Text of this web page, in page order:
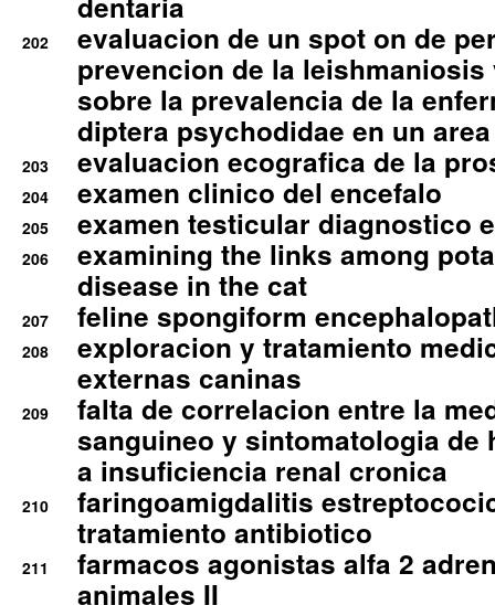
202
evaluacion de un spot on de
prevencion de la
sobre la prevalencia de la
diptera psychodidae en un
203 evaluacion ecografica de la
204 examen clinico del encefalo
205 examen testicular diagnostico
206
examining the links among
disease in the cat
207 feline spongiform
208
exploracion y tratamiento
externas caninas
209
falta de correlacion entre la
sanguineo y sintomatologia de
a insuficiencia renal cronica
210
faringoamigdalitis
tratamiento antibiotico
211
farmacos agonistas alfa 2
animales II